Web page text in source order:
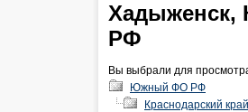
Хадыженск,
РФ
Вы выбрали для
Южный ФО РФ
Краснодарский край